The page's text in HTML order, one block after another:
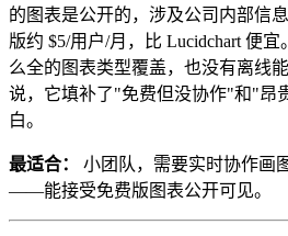
的图表是公开的，涉及公司内部信
版约 $5/用户/月，比 Lucidchart 便宜
么全的图表类型覆盖，也没有离线
说，它填补了"免费但没协作"和"昂
白。
最适合：
小团队，需要实时协作画
——能接受免费版图表公开可见。